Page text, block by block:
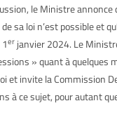
le Ministre annonce
sa loi n’est possible et
1er janvier 2024. Le
» quant à quelques
et invite la Commission
à ce sujet, pour autant